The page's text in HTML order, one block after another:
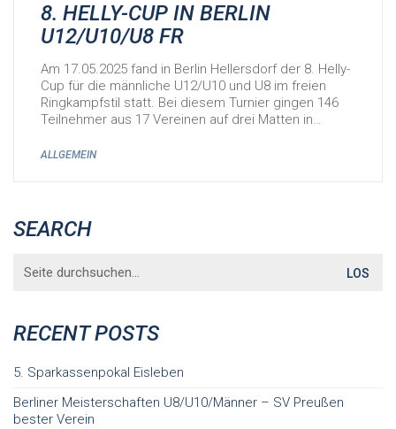
8. HELLY-CUP IN BERLIN
U12/U10/U8 FR
Am 17.05.2025 fand in Berlin Hellersdorf der 8. Helly-
Cup für die männliche U12/U10 und U8 im freien
Ringkampfstil statt. Bei diesem Turnier gingen 146
Teilnehmer aus 17 Vereinen auf drei Matten in…
ALLGEMEIN
SEARCH
for:
RECENT POSTS
5. Sparkassenpokal Eisleben
Berliner Meisterschaften U8/U10/Männer – SV Preußen
bester Verein